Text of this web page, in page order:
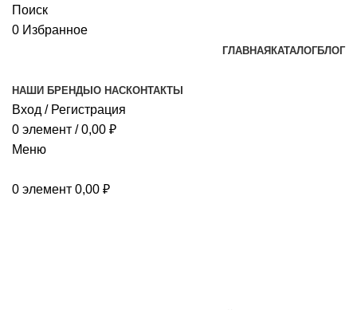
Поиск
0 Избранное
ГЛАВНАЯ КАТАЛОГБЛОГ
НАШИ БРЕНДЫ О НАСКОНТАКТЫ
Вход / Регистрация
0 элемент / 0,00 ₽
Меню
0 элемент 0,00 ₽